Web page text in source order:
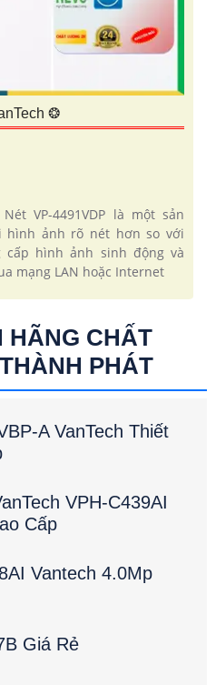
❂
VP-4491VDP là một sản
hình ảnh rõ nét hơn so với
cấp hình ảnh sinh động và
mạng LAN hoặc Internet
HÃNG CHẤT
PHÁT
A VanTech Thiết
VPH-C439AI
Cấp
Vantech 4.0Mp
Giá Rẻ